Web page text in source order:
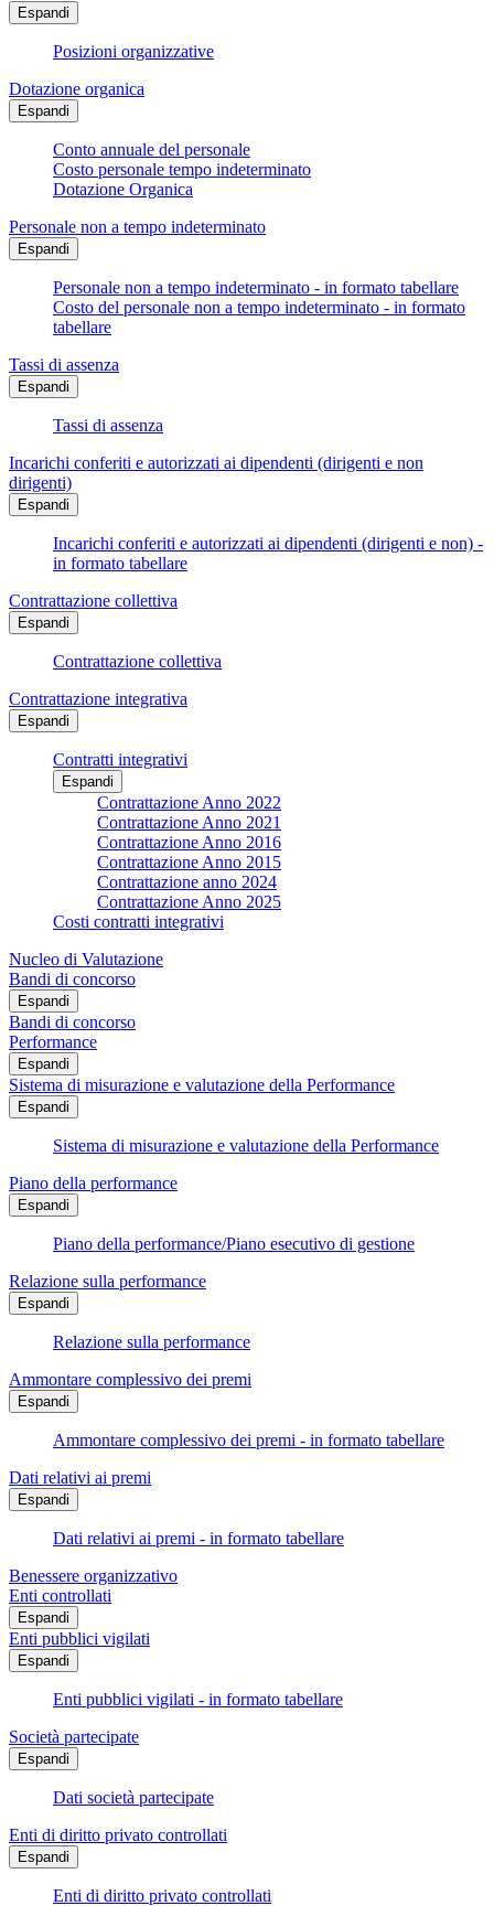
Espandi
Posizioni organizzative
Dotazione organica
Espandi
Conto annuale del personale
Costo personale tempo indeterminato
Dotazione Organica
Personale non a tempo indeterminato
Espandi
Personale non a tempo indeterminato - in formato tabellare
Costo del personale non a tempo indeterminato - in formato
tabellare
Tassi di assenza
Espandi
Tassi di assenza
Incarichi conferiti e autorizzati ai dipendenti (dirigenti e non
dirigenti)
Espandi
Incarichi conferiti e autorizzati ai dipendenti (dirigenti e non) -
in formato tabellare
Contrattazione collettiva
Espandi
Contrattazione collettiva
Contrattazione integrativa
Espandi
Contratti integrativi
Espandi
Contrattazione Anno 2022
Contrattazione Anno 2021
Contrattazione Anno 2016
Contrattazione Anno 2015
Contrattazione anno 2024
Contrattazione Anno 2025
Costi contratti integrativi
Nucleo di Valutazione
Bandi di concorso
Espandi
Bandi di concorso
Performance
Espandi
Sistema di misurazione e valutazione della Performance
Espandi
Sistema di misurazione e valutazione della Performance
Piano della performance
Espandi
Piano della performance/Piano esecutivo di gestione
Relazione sulla performance
Espandi
Relazione sulla performance
Ammontare complessivo dei premi
Espandi
Ammontare complessivo dei premi - in formato tabellare
Dati relativi ai premi
Espandi
Dati relativi ai premi - in formato tabellare
Benessere organizzativo
Enti controllati
Espandi
Enti pubblici vigilati
Espandi
Enti pubblici vigilati - in formato tabellare
Società partecipate
Espandi
Dati società partecipate
Enti di diritto privato controllati
Espandi
Enti di diritto privato controllati